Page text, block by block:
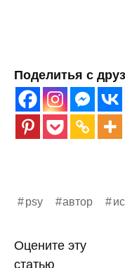
Поделитья с
psy автор
Оцените эту
статью